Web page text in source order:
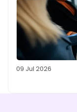
09 Jul 2026